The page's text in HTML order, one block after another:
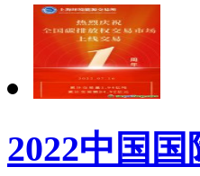
2022中国